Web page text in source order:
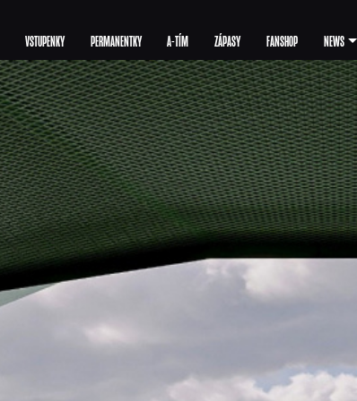
VSTUPENKY PERMANENTKY A-TÍM ZÁPASY FANSHOP NEWS